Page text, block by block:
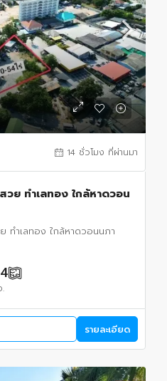
14 ชั่วโมง ที่ผ่านมา
ย ทำเลทอง ใกล้หาดวอน
ทำเลทอง ใกล้หาดวอนนภา
.
รายละเอียด